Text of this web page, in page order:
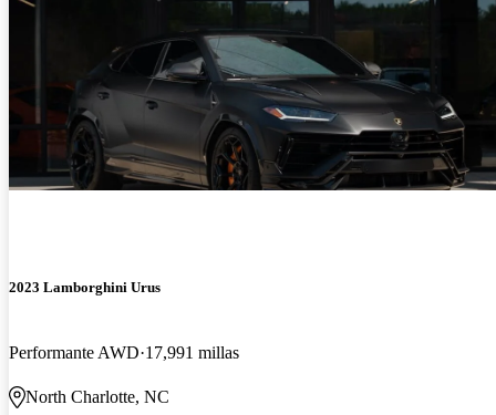
2023 Lamborghini Urus
Performante AWD 17,991 millas
North Charlotte, NC